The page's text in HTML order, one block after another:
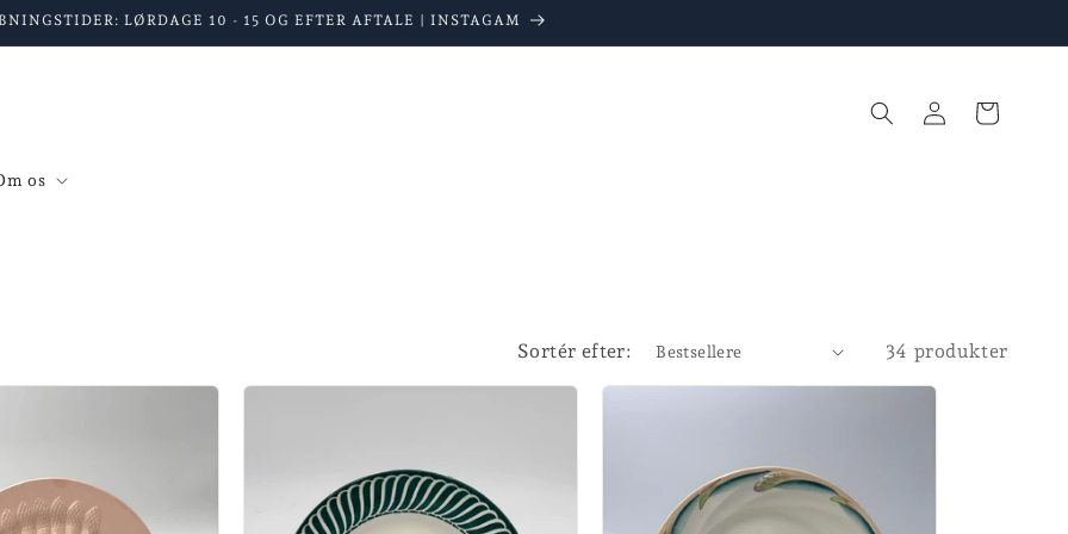
LØRDAGE 10 - 15 OG EFTER AFTALE | INSTAGAM
os
ind
Indkøbskurv
Sortér efter: 34 produkter